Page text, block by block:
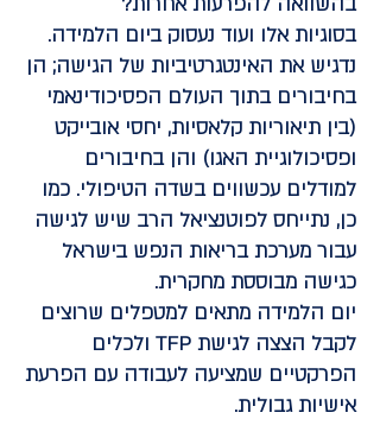
בסוגיות אלו ועוד נעסוק ביום הלמידה.
נדגיש את האינטגרטיביות של הגישה; הן
בחיבורים בתוך העולם הפסיכודינאמי
(בין תיאוריות קלאסיות, יחסי אובייקט
ופסיכולוגיית האגו) והן בחיבורים
למודלים עכשווים בשדה הטיפולי. כמו
כן, נתייחס לפוטנציאל הרב שיש לגישה
עבור מערכת בריאות הנפש בישראל
כגישה מבוססת מחקרית.
יום הלמידה מתאים למטפלים שרוצים
לקבל הצצה לגישת TFP ולכלים
הפרקטיים שמציעה לעבודה עם הפרעת
אישיות גבולית.